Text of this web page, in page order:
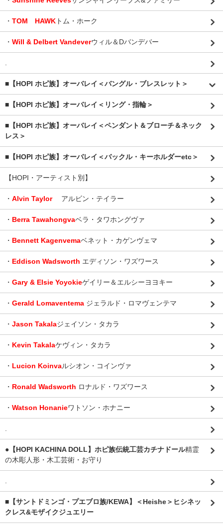
・ TOM HAWK トム・ホーク
・ Will & Delbert Vandeverウィル＆Dバンデバー
■【HOPI ホピ族】オーバレイ＜バングル・ブレスレット＞
■【HOPI ホピ族】オーバレイ＜リング・指輪＞
■【HOPI ホピ族】オーバレイ＜ペンダント＆ブローチ＆ネック
レス＞
■【HOPI ホピ族】オーバレイ＜バックル・キーホルダーetc＞
【HOPI・アーティスト別】
・ Alvin Taylor アルビン・テイラー
・ Berra Tawahongvaベラ・タワホングヴァ
・ Bennett Kagenvemaベネット・カゲンヴェマ
・ Eddison Wadsworth エディソン・ワズワース
・ Gary & Elsie Yoyokieゲイリー＆エルシーヨヨキー
・ Gerald Lomaventema ジェラルド・ロマヴェンテマ
・ Jason Takalaジェイソン・タカラ
・ Kevin Takalaケヴィン・タカラ
・ Lucion Koinvaルシオン・コインヴァ
・ Ronald Wadsworth ロナルド・ワズワース
・ Watson Honanieワトソン・ホナニー
●【HOPI KACHINA DOLL】ホピ族伝統工芸カチナドール精霊
の木彫人形・木工芸術・お守り
■【サントドミンゴ・プエブロ族/KEWA】＜Heishe＞ヒシネッ
クレス&モザイクジュエリー